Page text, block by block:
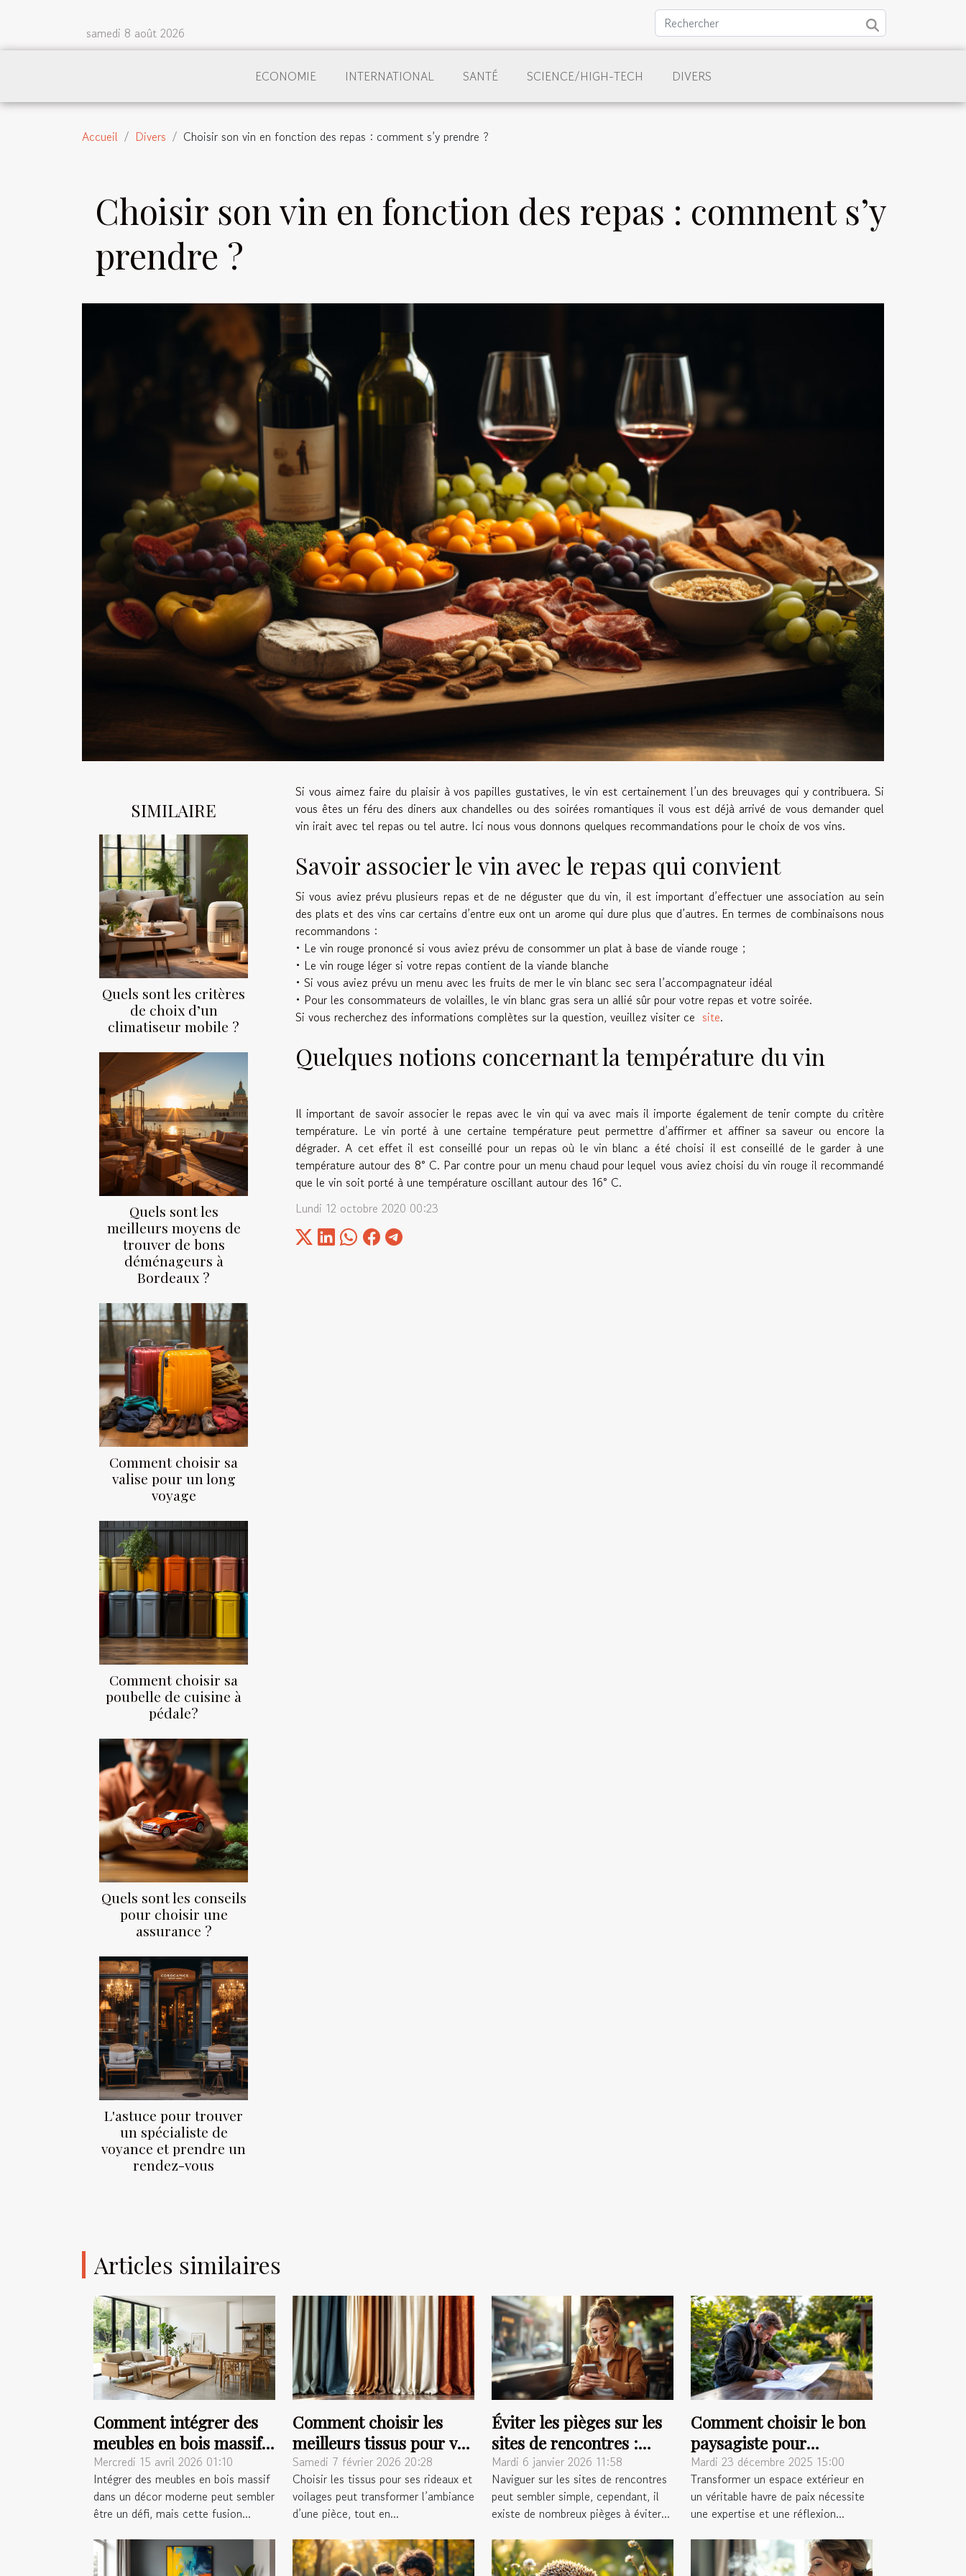
samedi 8 août 2026
ECONOMIE INTERNATIONAL SANTÉ SCIENCE/HIGH-TECH DIVERS
Accueil Divers Choisir son vin en fonction des repas : comment s’y prendre ?
Choisir son vin en fonction des repas : comment s’y
prendre ?
SIMILAIRE
Quels sont les critères
de choix d’un
climatiseur mobile ?
Quels sont les
meilleurs moyens de
trouver de bons
déménageurs à
Bordeaux ?
Comment choisir sa
valise pour un long
voyage
Comment choisir sa
poubelle de cuisine à
pédale?
Quels sont les conseils
pour choisir une
assurance ?
L'astuce pour trouver
un spécialiste de
voyance et prendre un
rendez-vous
Si vous aimez faire du plaisir à vos papilles gustatives, le vin est certainement l’un des breuvages qui y contribuera. Si
vous êtes un féru des diners aux chandelles ou des soirées romantiques il vous est déjà arrivé de vous demander quel
vin irait avec tel repas ou tel autre. Ici nous vous donnons quelques recommandations pour le choix de vos vins.
Savoir associer le vin avec le repas qui convient
Si vous aviez prévu plusieurs repas et de ne déguster que du vin, il est important d’effectuer une association au sein
des plats et des vins car certains d’entre eux ont un arome qui dure plus que d’autres. En termes de combinaisons nous
recommandons :
• Le vin rouge prononcé si vous aviez prévu de consommer un plat à base de viande rouge ;
• Le vin rouge léger si votre repas contient de la viande blanche
• Si vous aviez prévu un menu avec les fruits de mer le vin blanc sec sera l’accompagnateur idéal
• Pour les consommateurs de volailles, le vin blanc gras sera un allié sûr pour votre repas et votre soirée.
Si vous recherchez des informations complètes sur la question, veuillez visiter ce site.
Quelques notions concernant la température du vin
Il important de savoir associer le repas avec le vin qui va avec mais il importe également de tenir compte du critère
température. Le vin porté à une certaine température peut permettre d’affirmer et affiner sa saveur ou encore la
dégrader. A cet effet il est conseillé pour un repas où le vin blanc a été choisi il est conseillé de le garder à une
température autour des 8° C. Par contre pour un menu chaud pour lequel vous aviez choisi du vin rouge il recommandé
que le vin soit porté à une température oscillant autour des 16° C.
Lundi 12 octobre 2020 00:23
Articles similaires
Comment intégrer des
meubles en bois massif
dans un décor moderne
?
Mercredi 15 avril 2026 01:10
Intégrer des meubles en bois massif
dans un décor moderne peut sembler
être un défi, mais cette fusion...
Comment choisir les
meilleurs tissus pour vos
rideaux et voilages ?
Samedi 7 février 2026 20:28
Choisir les tissus pour ses rideaux et
voilages peut transformer l’ambiance
d’une pièce, tout en...
Éviter les pièges sur les
sites de rencontres :
conseils pratiques
Mardi 6 janvier 2026 11:58
Naviguer sur les sites de rencontres
peut sembler simple, cependant, il
existe de nombreux pièges à éviter...
Comment choisir le bon
paysagiste pour
métamorphoser votre
espace extérieur ?
Mardi 23 décembre 2025 15:00
Transformer un espace extérieur en
un véritable havre de paix nécessite
une expertise et une réflexion...